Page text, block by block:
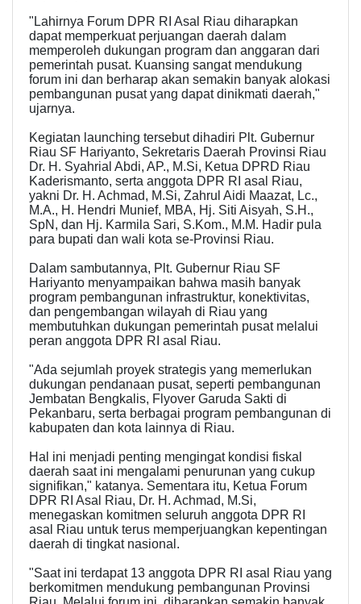
"Lahirnya Forum DPR RI Asal Riau diharapkan
dapat memperkuat perjuangan daerah dalam
memperoleh dukungan program dan anggaran dari
pemerintah pusat. Kuansing sangat mendukung
forum ini dan berharap akan semakin banyak alokasi
pembangunan pusat yang dapat dinikmati daerah,"
ujarnya.
Kegiatan launching tersebut dihadiri Plt. Gubernur
Riau SF Hariyanto, Sekretaris Daerah Provinsi Riau
Dr. H. Syahrial Abdi, AP., M.Si, Ketua DPRD Riau
Kaderismanto, serta anggota DPR RI asal Riau,
yakni Dr. H. Achmad, M.Si, Zahrul Aidi Maazat, Lc.,
M.A., H. Hendri Munief, MBA, Hj. Siti Aisyah, S.H.,
SpN, dan Hj. Karmila Sari, S.Kom., M.M. Hadir pula
para bupati dan wali kota se-Provinsi Riau.
Dalam sambutannya, Plt. Gubernur Riau SF
Hariyanto menyampaikan bahwa masih banyak
program pembangunan infrastruktur, konektivitas,
dan pengembangan wilayah di Riau yang
membutuhkan dukungan pemerintah pusat melalui
peran anggota DPR RI asal Riau.
"Ada sejumlah proyek strategis yang memerlukan
dukungan pendanaan pusat, seperti pembangunan
Jembatan Bengkalis, Flyover Garuda Sakti di
Pekanbaru, serta berbagai program pembangunan di
kabupaten dan kota lainnya di Riau.
Hal ini menjadi penting mengingat kondisi fiskal
daerah saat ini mengalami penurunan yang cukup
signifikan," katanya. Sementara itu, Ketua Forum
DPR RI Asal Riau, Dr. H. Achmad, M.Si,
menegaskan komitmen seluruh anggota DPR RI
asal Riau untuk terus memperjuangkan kepentingan
daerah di tingkat nasional.
"Saat ini terdapat 13 anggota DPR RI asal Riau yang
berkomitmen mendukung pembangunan Provinsi